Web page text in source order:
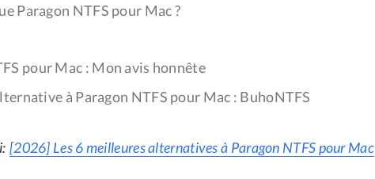
Paragon NTFS pour Mac ?
pour Mac : Mon avis honnête
à Paragon NTFS pour Mac : BuhoNTFS
[2026] Les 6 meilleures alternatives à Paragon NTFS pour Mac